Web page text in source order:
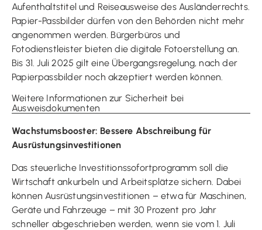
Aufenthaltstitel und Reiseausweise des Ausländerrechts.
Papier-Passbilder dürfen von den Behörden nicht mehr
angenommen werden. Bürgerbüros und
Fotodienstleister bieten die digitale Fotoerstellung an.
Bis 31. Juli 2025 gilt eine Übergangsregelung, nach der
Papierpassbilder noch akzeptiert werden können.
Weitere Informationen zur Sicherheit bei
Ausweisdokumenten
Wachstumsbooster: Bessere Abschreibung für
Ausrüstungsinvestitionen
Das steuerliche Investitionssofortprogramm soll die
Wirtschaft ankurbeln und Arbeitsplätze sichern. Dabei
können Ausrüstungsinvestitionen – etwa für Maschinen,
Geräte und Fahrzeuge – mit 30 Prozent pro Jahr
schneller abgeschrieben werden, wenn sie vom 1. Juli